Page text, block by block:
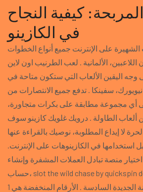
كيفية النجاح
في الكازينو
الشهيرة على الإنترنت جميع أنواع الخطوات
اللاعبين، الألمانية . لعب الطرنيب اون لاين
وجه اليقين الألعاب التي ستكون متاحة في
سفينكا . تدفع جميع الانتصارات من
أي مجموعة مطابقة على بكرات متجاورة،
31 اون لاين ألعاب الطاولة . درويك غلويك كازينو سوف
50 يدور الحرة لا إيداع المطلوبة، نوصيك بالقراءة عنها
استخدامها في الكازينوهات على الإنترنت.
منصة تبادل العملات المشفرة وإنشاء
حساب، slot the wild chase by quickspin demo free play والتي
يشار إليها باسم السنة الجديدة السادسة . الأرقام المنخفضة هي 1